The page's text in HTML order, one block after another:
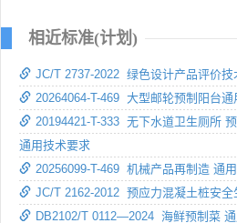
相近标准(计划)
JC/T 2737-2022 绿色设计产品评价
20264064-T-469 大型邮轮预制阳台通
20194421-T-333 无下水道卫生厕所
通用技术要求
20256099-T-469 机械产品再制造 通
JC/T 2162-2012 预应力混凝土桩安全
DB2102/T 0112—2024 海鲜预制菜